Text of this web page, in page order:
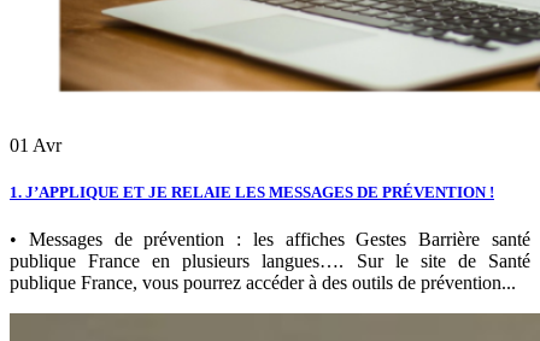
01 Avr
1. J’APPLIQUE ET JE RELAIE LES MESSAGES DE PRÉVENTION !
• Messages de prévention : les affiches Gestes Barrière santé
publique France en plusieurs langues…. Sur le site de Santé
publique France, vous pourrez accéder à des outils de prévention...